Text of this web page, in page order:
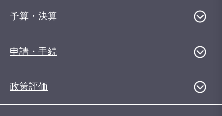
予算・決算
申請・手続
政策評価